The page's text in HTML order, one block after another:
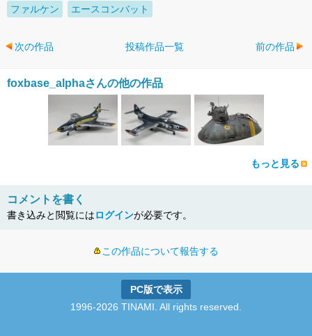
ファルケン
エースコンバット
次の作品 投稿作品一覧 前の作品
foxbase_alphaさんの他の作品
もっと見る
コメントを書く
書き込みと閲覧にはログインが必要です。
この作品について報告する
PC版で表示
1996-2026 TINAMI. All rights reserved.